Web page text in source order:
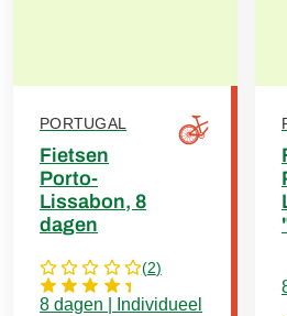
PORTUGAL
Fietsen
Porto-
Lissabon, 8
dagen
(2)
8 dagen | Individueel